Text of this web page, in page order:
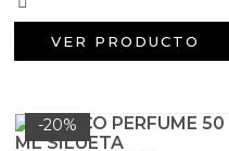
VER PRODUCTO
-20%